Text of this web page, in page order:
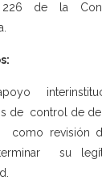
226 de la
apoyo
de control de
como revisión
su